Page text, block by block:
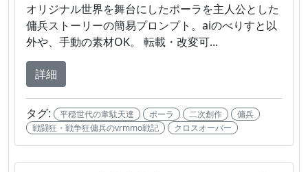
オリジナル世界を舞台にしたポーラを主人公とした
傭兵ストーリーの簡易プロンプト。aiのべりすと以
外や、手動の素材OK。 転載・改変可...
詳細
タグ: 平穏世代の韋駄天達 ポーラ 二次創作
傭兵
戦闘狂・戦争狂傭兵のvrmmo戦記
クロスオーバー